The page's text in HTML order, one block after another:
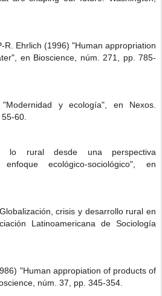
R. Ehrlich (1996) "Human appropriation
en Bioscience, núm. 271, pp. 785-
y ecología", en Nexos.
60.
lo rural desde una perspectiva
ecológico-sociológico", en
crisis y desarrollo rural en
Latinoamericana de Sociología
"Human appropiation of products of
núm. 37, pp. 345-354.